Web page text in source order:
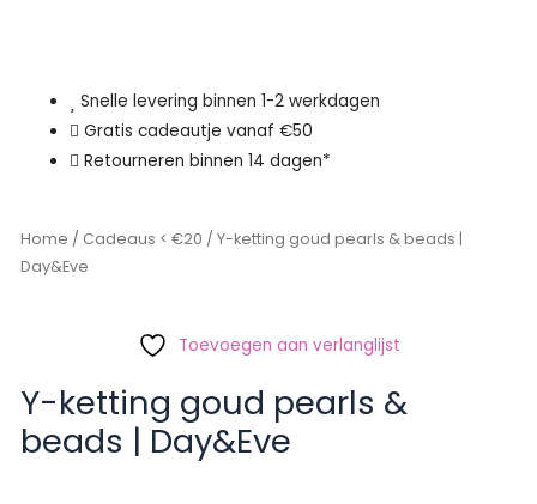
Snelle levering binnen 1-2 werkdagen
Gratis cadeautje vanaf €50
Retourneren binnen 14 dagen*
Home / Cadeaus < €20 / Y-ketting goud pearls & beads |
Day&Eve
Toevoegen aan verlanglijst
Y-ketting goud pearls &
beads | Day&Eve